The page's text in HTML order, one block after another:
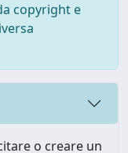
copyright e
o creare un